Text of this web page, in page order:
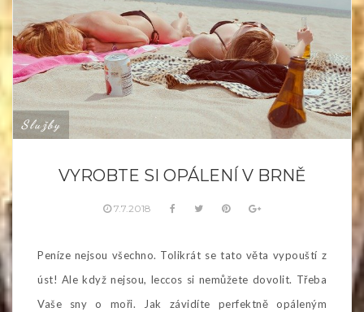
Služby
VYROBTE SI OPÁLENÍ V BRNĚ
7.7.2018
Peníze nejsou všechno. Tolikrát se tato věta vypouští z
úst! Ale když nejsou, leccos si nemůžete dovolit. Třeba
Vaše sny o moři. Jak závidíte perfektně opáleným